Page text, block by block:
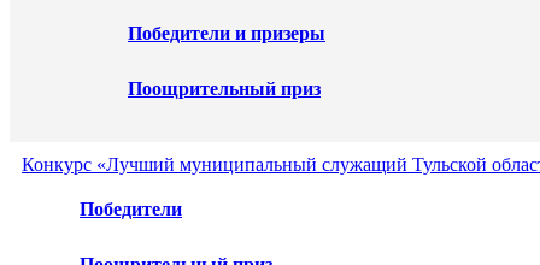
Победители и призеры
Поощрительный приз
Конкурс «Лучший муниципальный служащий Тульской
Победители